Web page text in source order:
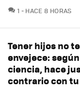
1 COMENTARIOS
HACE 8 HORAS
Tener hijos no te
envejece:
ciencia, hace
contrario con